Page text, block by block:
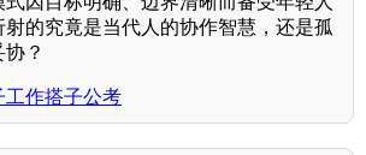
的究竟是当代人的协作智慧，还是孤
？
工作搭子公考